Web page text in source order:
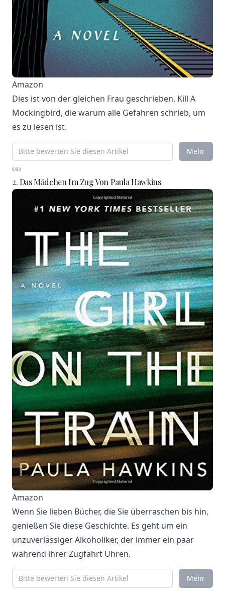
Amazon
Dies ist von der gleichen Frau geschrieben, Kill A
Mockingbird, die warum alle Gefahren schrieb, um
es zu lesen ist.
Mehr
0/80
2. Das Mädchen Im Zug Von Paula Hawkins
Amazon
Wenn Sie lieben Bücher, die Sie überraschen bis hin,
genießen Sie diese Geschichte. Es geht um ein
unzuverlässiger Alkoholiker, der immer ein paar
während ihrer Zugfahrt Uhren.
Mehr